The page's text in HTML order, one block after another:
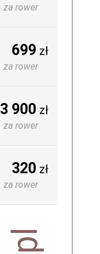
za rower
699 zł
za rower
3 900 zł
za rower
320 zł
za rower